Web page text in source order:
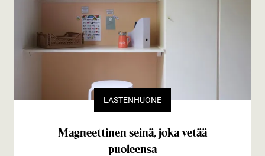
Magneettinen seinä, joka vetää
puoleensa
LASTENHUONE